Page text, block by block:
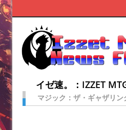
イゼ速。：IZZET
マジック：ザ・ギャザリ